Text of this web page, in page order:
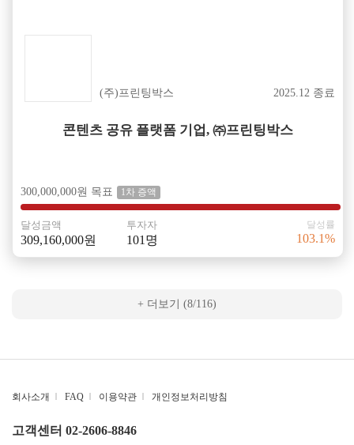
(주)프린팅박스 2025.12 종료
콘텐츠 공유 플랫폼 기업, ㈜프린팅박스
300,000,000원 목표 1차 증액
달성금액
309,160,000원
투자자
101명
달성률
103.1%
+ 더보기 (8/116)
회사소개 | FAQ | 이용약관 | 개인정보처리방침
고객센터 02-2606-8846